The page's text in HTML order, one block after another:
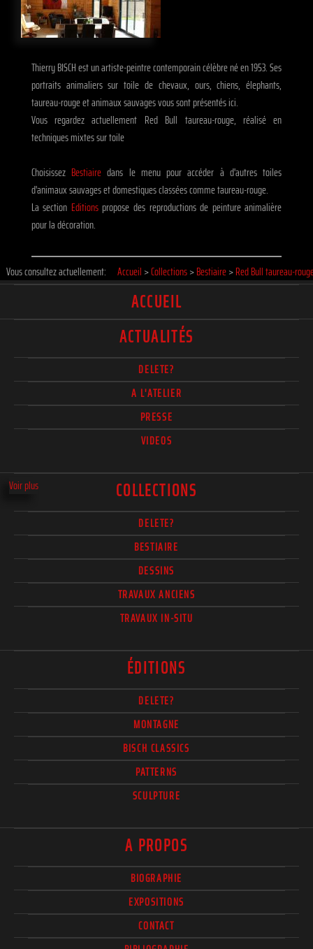
Voir plus
Thierry BISCH est un artiste-peintre contemporain célèbre né en 1953. Ses
portraits animaliers sur toile de chevaux, ours, chiens, élephants,
taureau-rouge et animaux sauvages vous sont présentés ici.
Vous regardez actuellement Red Bull taureau-rouge, réalisé en
techniques mixtes sur toile
Choisissez Bestiaire dans le menu pour accéder à d'autres toiles
d'animaux sauvages et domestiques classées comme taureau-rouge.
La section Editionspropose des reproductions de peinture animalière
pour la décoration.
Vous consultez actuellement: Accueil >Collections>Bestiaire>Red Bull taureau-
ACCUEIL
ACTUALITÉS
DELETE?
A L'ATELIER
PRESSE
VIDEOS
COLLECTIONS
DELETE?
BESTIAIRE
DESSINS
TRAVAUX ANCIENS
TRAVAUX IN-SITU
ÉDITIONS
DELETE?
MONTAGNE
BISCH CLASSICS
PATTERNS
SCULPTURE
A PROPOS
BIOGRAPHIE
EXPOSITIONS
CONTACT